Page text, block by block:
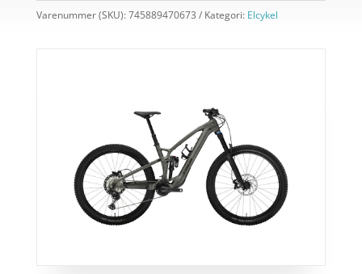
Varenummer (SKU):745889470673 Kategori: Elcykel